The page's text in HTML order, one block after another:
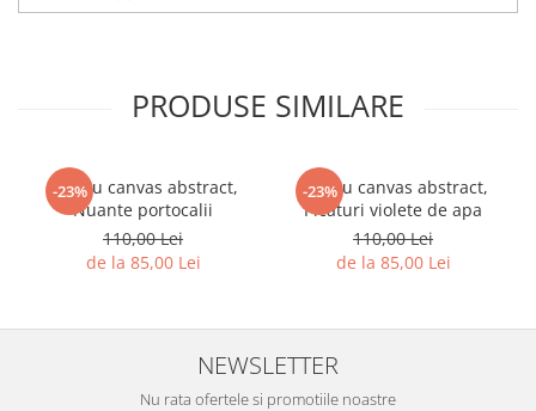
PRODUSE SIMILARE
-23%
Tablou canvas abstract,
Nuante portocalii
110,00 Lei
de la 85,00 Lei
-23%
Tablou canvas abstract,
Picaturi violete de apa
110,00 Lei
de la 85,00 Lei
NEWSLETTER
Nu rata ofertele si promotiile noastre